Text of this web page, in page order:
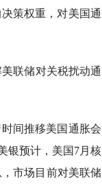
策权重，对美国通
美联储对关税扰动通
间推移美国通胀会
银预计，美国7月核
市场目前对美联储